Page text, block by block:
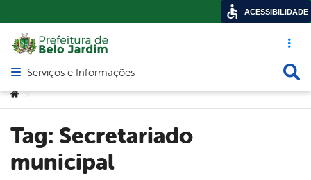
Acesso
Abrir menu principal de navegação
Serviços e Informações
Você está aqui:
>
Tag: Secretariado
municipal
ACESSIBILIDADE